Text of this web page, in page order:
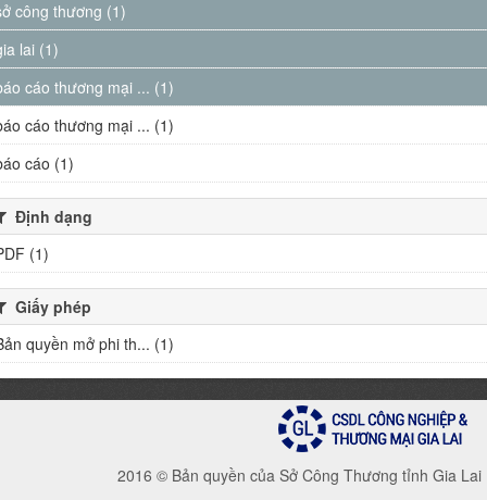
công thương (1)
lai (1)
cáo thương mại ... (1)
cáo thương mại ... (1)
cáo (1)
Định dạng
(1)
Giấy phép
quyền mở phi th... (1)
2016 © Bản quyền của Sở Công Thương tỉnh Gia Lai